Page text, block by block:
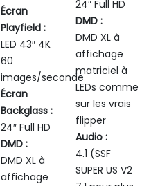
Écran
Playfield :
LED 43″ 4K
60
images/seconde
Écran
Backglass :
24″ Full HD
DMD :
DMD XL à
affichage
24″ Full HD
DMD :
DMD XL à
affichage
matriciel à
LEDs comme
sur les vrais
flipper
Audio :
4.1 (SSF
SUPER US V2